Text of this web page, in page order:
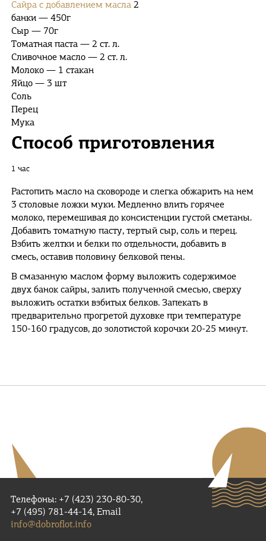
Сайра с добавлением масла 2
банки — 450г
Сыр — 70г
Томатная паста — 2 ст. л.
Сливочное масло — 2 ст. л.
Молоко — 1 стакан
Яйцо — 3 шт
Соль
Перец
Мука
Способ приготовления
1 час
Растопить масло на сковороде и слегка обжарить на нем
3 столовые ложки муки. Медленно влить горячее
молоко, перемешивая до консистенции густой сметаны.
Добавить томатную пасту, тертый сыр, соль и перец.
Взбить желтки и белки по отдельности, добавить в
смесь, оставив половину белковой пены.
В смазанную маслом форму выложить содержимое
двух банок сайры, залить полученной смесью, сверху
выложить остатки взбитых белков. Запекать в
предварительно прогретой духовке при температуре
150-160 градусов, до золотистой корочки 20-25 минут.
Телефоны: +7 (423) 230-80-30,
+7 (495) 781-44-14, Email
info@dobroflot.info